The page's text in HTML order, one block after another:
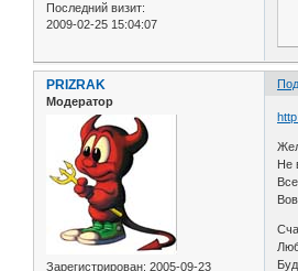
Последний визит:
2009-02-25 15:04:07
PRIZRAK
Модератор
Зарегистрирован: 2005-09-23
Не